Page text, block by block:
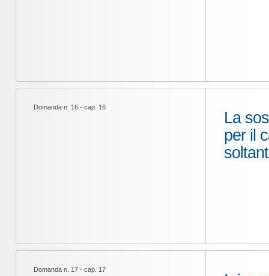
Domanda n. 16 - cap. 16
La
per il
Domanda n. 17 - cap. 17